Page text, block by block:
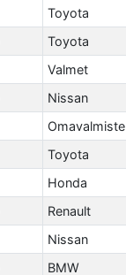
Toyota
Toyota
Valmet
Nissan
Omavalmiste
Toyota
Honda
Renault
Nissan
BMW